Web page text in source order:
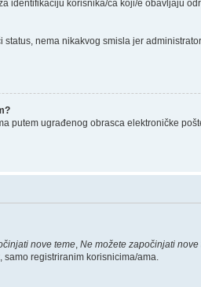
identifikaciju korisnika/ca koji/e obavljaju
nema nikakvog smisla jer
ugrađenog obrasca elektroničke
nove teme, Ne možete započinjati nove
registriranim korisnicima/ama.